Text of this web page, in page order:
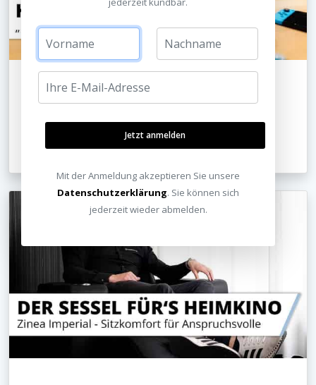
Heimkino PLAYROOM - geplant und installiert vom
HEIMKINORAUM Köln
Jetzt anmelden
Mit der Anmeldung akzeptieren Sie unsere
Datenschutzerklärung. Sie können sich
jederzeit wieder abmelden.